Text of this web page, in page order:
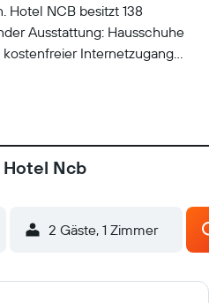
Hotel NCB besitzt 138
Ausstattung: Hausschuhe
Internetzugang
Bidets, Toiletten mit
kostenlose Toilettenartikel.
werden entweder vor Ort oder
dabei Gebühren anfallen.
Ncb
2 Gäste, 1 Zimmer